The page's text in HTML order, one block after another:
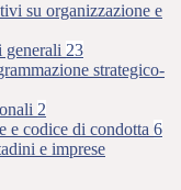
su organizzazione e
23
strategico-
2
e codice di condotta 6
e imprese